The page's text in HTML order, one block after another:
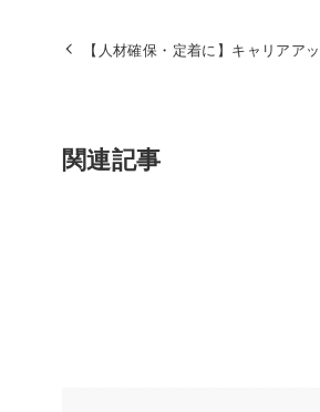
【人材確保・定着に】キャリアア
関連記事